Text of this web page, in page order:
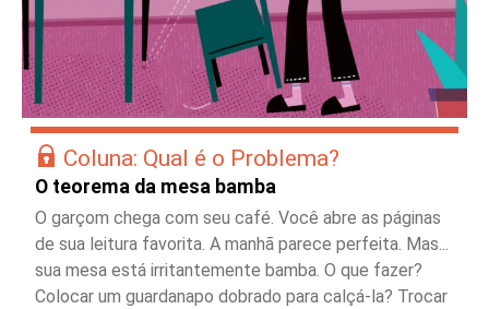
Coluna: Qual é o Problema?
O teorema da mesa bamba
O garçom chega com seu café. Você abre as páginas
de sua leitura favorita. A manhã parece perfeita. Mas...
sua mesa está irritantemente bamba. O que fazer?
Colocar um guardanapo dobrado para calçá-la? Trocar